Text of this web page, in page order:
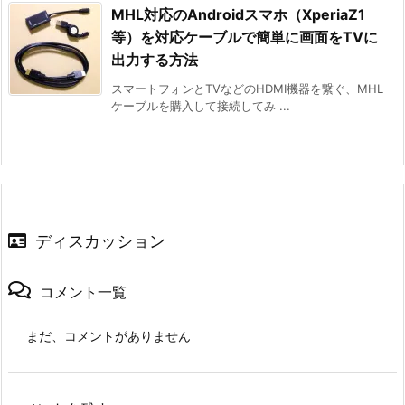
MHL対応のAndroidスマホ（XperiaZ1
等）を対応ケーブルで簡単に画面をTVに
出力する方法
スマートフォンとTVなどのHDMI機器を繋ぐ、MHL
ケーブルを購入して接続してみ ...
ディスカッション
コメント一覧
まだ、コメントがありません